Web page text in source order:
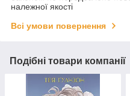
належної якості
Всі умови повернення
Подібні товари компанії